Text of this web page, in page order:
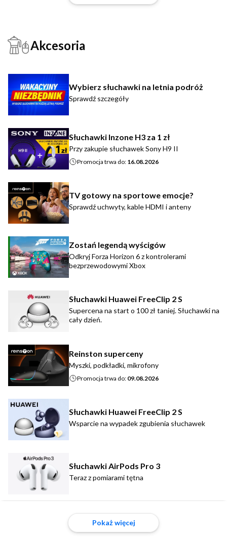
Akcesoria
Wybierz słuchawki na letnia podróż
Sprawdź szczegóły
Słuchawki Inzone H3 za 1 zł
Przy zakupie słuchawek Sony H9 II
Promocja trwa do: 16.08.2026
TV gotowy na sportowe emocje?
Sprawdź uchwyty, kable HDMI i anteny
Zostań legendą wyścigów
Odkryj Forza Horizon 6 z kontrolerami
bezprzewodowymi Xbox
Słuchawki Huawei FreeClip 2 S
Supercena na start o 100 zł taniej. Słuchawki na
cały dzień.
Reinston superceny
Myszki, podkładki, mikrofony
Promocja trwa do: 09.08.2026
Słuchawki Huawei FreeClip 2 S
Wsparcie na wypadek zgubienia słuchawek
Słuchawki AirPods Pro 3
Teraz z pomiarami tętna
Pokaż więcej